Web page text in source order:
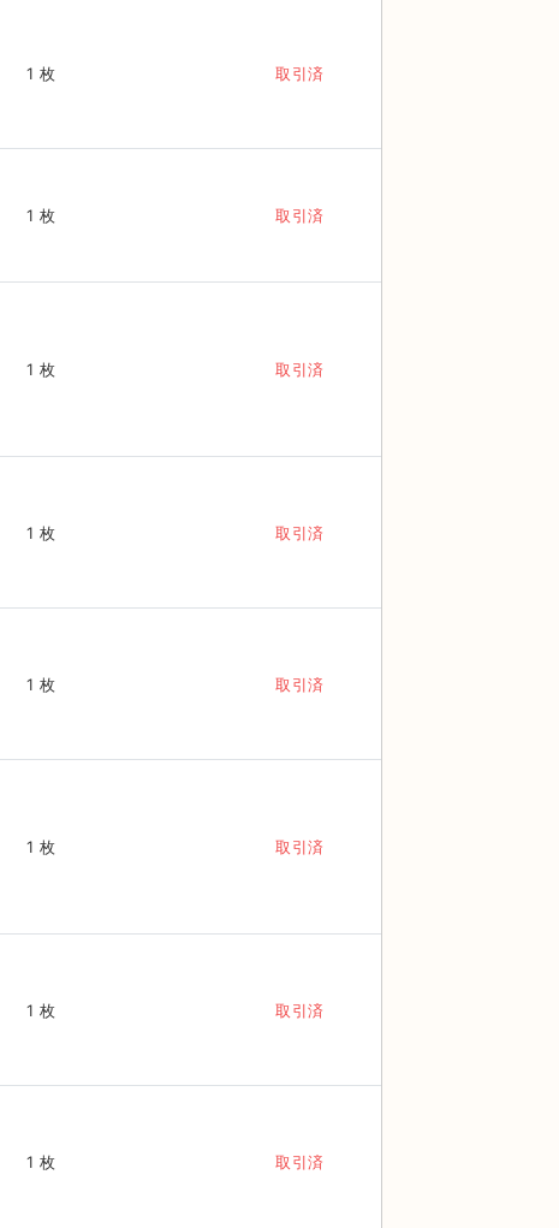
1 枚 取引済
1 枚 取引済
1 枚 取引済
1 枚 取引済
1 枚 取引済
1 枚 取引済
1 枚 取引済
1 枚 取引済